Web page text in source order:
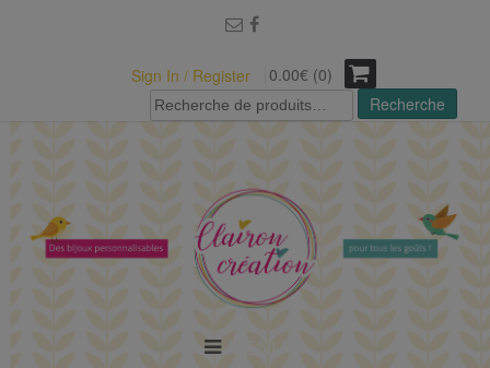
Sign In / Register
0.00€ (0)
Recherche
pour :
Recherche